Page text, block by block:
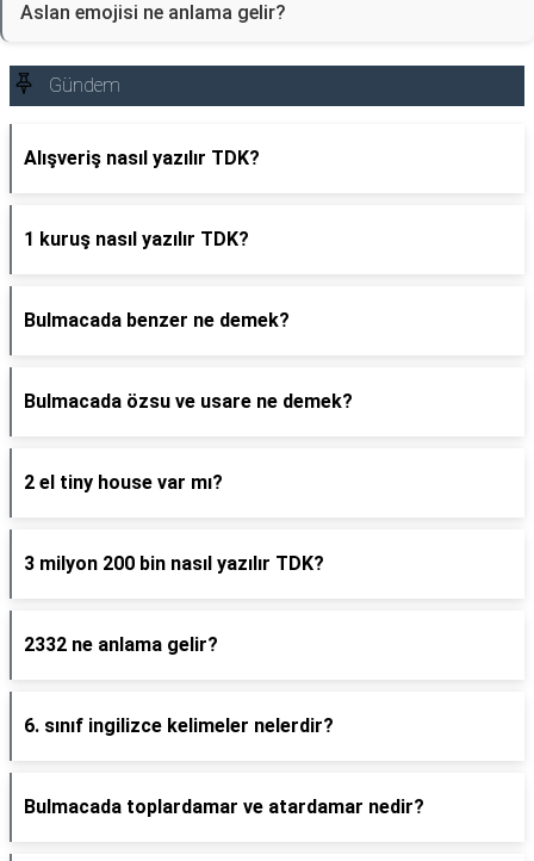
Aslan emojisi ne anlama gelir?
Gündem
Alışveriş nasıl yazılır TDK?
1 kuruş nasıl yazılır TDK?
Bulmacada benzer ne demek?
Bulmacada özsu ve usare ne demek?
2 el tiny house var mı?
3 milyon 200 bin nasıl yazılır TDK?
2332 ne anlama gelir?
6. sınıf ingilizce kelimeler nelerdir?
Bulmacada toplardamar ve atardamar nedir?